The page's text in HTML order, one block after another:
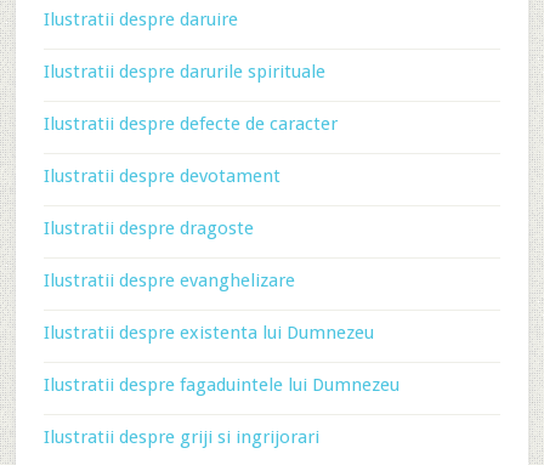
Ilustratii despre daruire
Ilustratii despre darurile spirituale
Ilustratii despre defecte de caracter
Ilustratii despre devotament
Ilustratii despre dragoste
Ilustratii despre evanghelizare
Ilustratii despre existenta lui Dumnezeu
Ilustratii despre fagaduintele lui Dumnezeu
Ilustratii despre griji si ingrijorari